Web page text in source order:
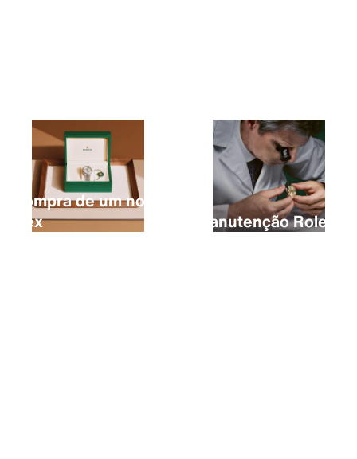
A compra de um novo
Rolex
A manutenção Rolex